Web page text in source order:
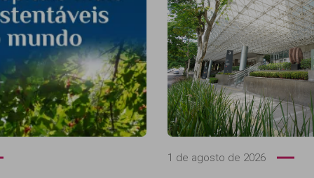
1 de agosto de 2026